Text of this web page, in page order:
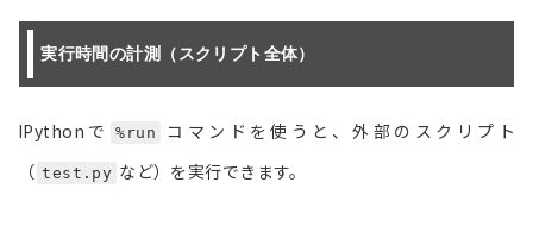
実行時間の計測（スクリプト全体）
IPythonで %run
コマンドを使うと、外部のスクリプト
（ test.py など）を実行できます。